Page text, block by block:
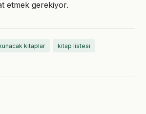
etmek gerekiyor.
kitaplar kitap listesi